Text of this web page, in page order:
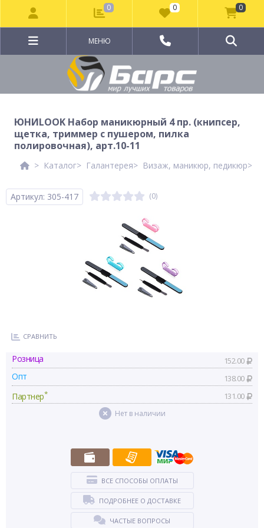
МЕНЮ
ЮНИLOOK Набор маникюрный 4 пр. (книпсер,
щетка, триммер с пушером, пилка
полировочная), арт.10-11
Каталог Галантерея Визаж, маникюр, педикюр
Артикул: 305-417 (0)
СРАВНИТЬ
Розница 152.00
Опт 138.00
Партнер* 131.00
Нет в наличии
ВСЕ СПОСОБЫ ОПЛАТЫ
ПОДРОБНЕЕ О ДОСТАВКЕ
ЧАСТЫЕ ВОПРОСЫ
0 0 0